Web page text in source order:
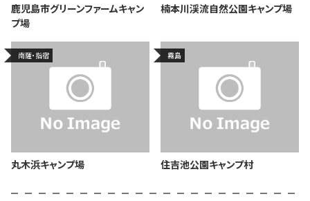
鹿児島市グリーンファームキャン
プ場
楠本川渓流自然公園キャンプ場
南薩・指宿
丸木浜キャンプ場
霧島
住吉池公園キャンプ村